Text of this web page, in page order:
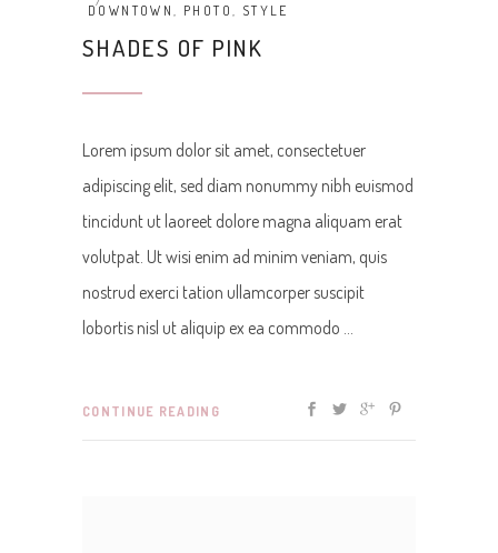
DOWNTOWN, PHOTO, STYLE
SHADES OF PINK
Lorem ipsum dolor sit amet, consectetuer
adipiscing elit, sed diam nonummy nibh euismod
tincidunt ut laoreet dolore magna aliquam erat
volutpat. Ut wisi enim ad minim veniam, quis
nostrud exerci tation ullamcorper suscipit
lobortis nisl ut aliquip ex ea commodo
CONTINUE READING